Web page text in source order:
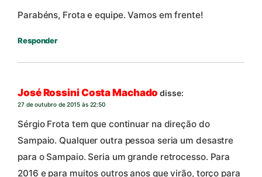
Parabéns, Frota e equipe. Vamos em frente!
Responder
José Rossini Costa Machado disse:
27 de outubro de 2015 às 22:50
Sérgio Frota tem que continuar na direção do
Sampaio. Qualquer outra pessoa seria um desastre
para o Sampaio. Seria um grande retrocesso. Para
2016 e para muitos outros anos que virão, torço para